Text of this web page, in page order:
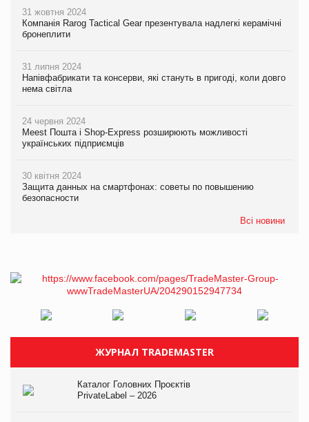
31 жовтня 2024
Компанія Rarog Tactical Gear презентувала надлегкі керамічні
бронеплити
31 липня 2024
Напівфабрикати та консерви, які стануть в пригоді, коли довго
нема світла
24 червня 2024
Meest Пошта і Shop-Express розширюють можливості
українських підприємців
30 квітня 2024
Защита данных на смартфонах: советы по повышению
безопасности
Всі новини
ЖУРНАЛ TRADEMASTER
Каталог Головних Проєктів
PrivateLabel – 2026